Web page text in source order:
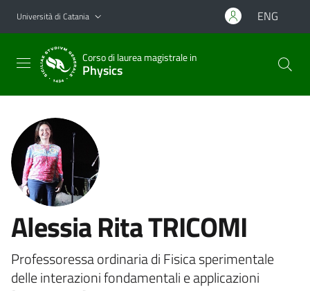
Vai al contenuto principale
Vai al menu di navigazione
Università di Catania ENG
Corso di laurea magistrale in
Physics
Alessia Rita TRICOMI
Professoressa ordinaria di Fisica sperimentale
delle interazioni fondamentali e applicazioni